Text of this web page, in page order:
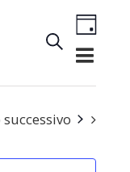
Eventi
viste
Cerca
Evento
Viste
Giorno